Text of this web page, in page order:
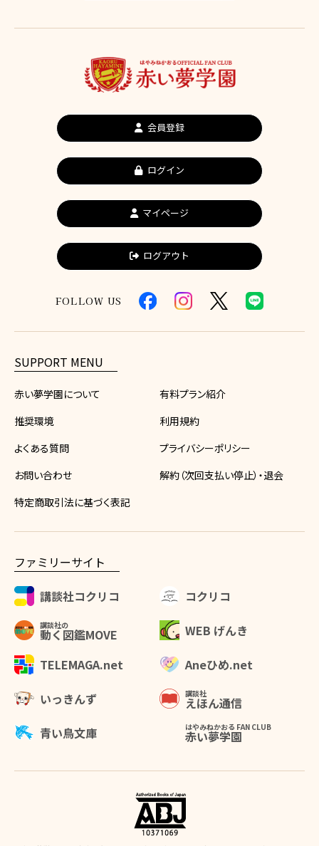
会員登録
ログイン
マイページ
ログアウト
FOLLOW US
SUPPORT MENU
赤い夢学園について
有料プラン紹介
推奨環境
利用規約
よくある質問
プライバシーポリシー
お問い合わせ
解約（次回支払い停止）・退会
特定商取引法に基づく表記
ファミリーサイト
講談社コクリコ
コクリコ
講談社の
動く図鑑MOVE
WEB げんき
TELEMAGA.net
Aneひめ.net
いっきんず 講談社
えほん通信
青い鳥文庫
はやみねかおる FAN CLUB
赤い夢学園